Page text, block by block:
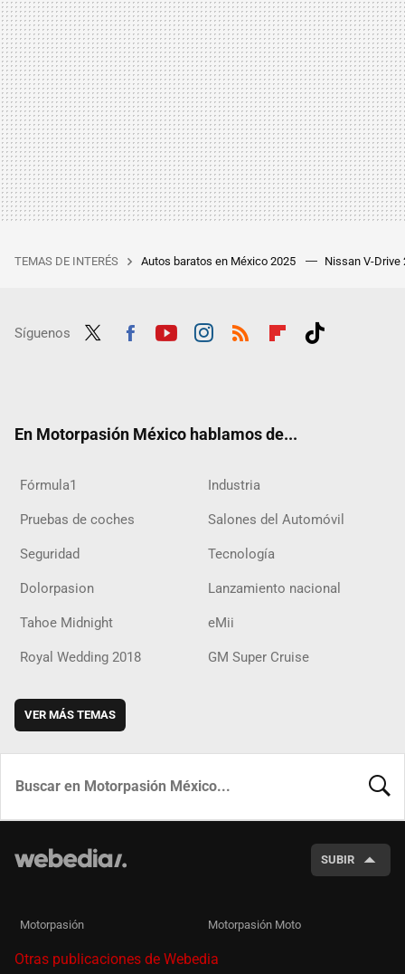
TEMAS DE INTERÉS Autos baratos en México 2025 Nissan V-Drive
Síguenos
En Motorpasión México hablamos de...
Fórmula1 Industria
Pruebas de coches Salones del Automóvil
Seguridad Tecnología
Dolorpasion Lanzamiento nacional
Tahoe Midnight eMii
Royal Wedding 2018 GM Super Cruise
VER MÁS TEMAS
SUBIR
Motorpasión Motorpasión Moto
Otras publicaciones de Webedia